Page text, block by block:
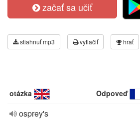
začať sa učiť
stiahnuť mp3 vytlačiť hrať
otázka Odpoveď
osprey's